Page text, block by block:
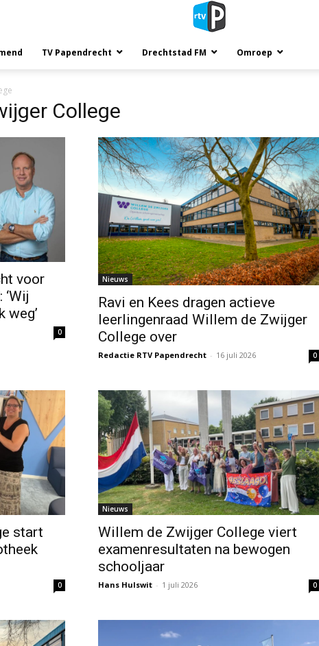
TV Papendrecht Drechtstad FM Omroep
College
voor
weg’
0
Nieuws
Ravi en Kees dragen actieve
leerlingenraad Willem de Zwijger
College over
Redactie RTV Papendrecht - 16 juli 2026 0
start
0
Nieuws
Willem de Zwijger College viert
examenresultaten na bewogen
schooljaar
Hans Hulswit - 1 juli 2026 0